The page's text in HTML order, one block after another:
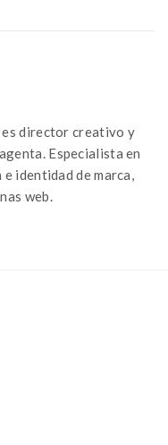
es director creativo y
Especialista en
identidad de marca,
web.